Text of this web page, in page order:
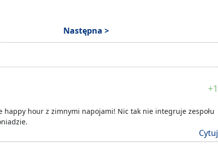
Następna >
+1
happy hour z zimnymi napojami! Nic tak nie integruje zespołu
Cytuj